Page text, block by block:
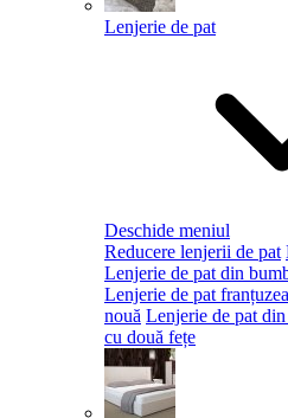
Lenjerie de pat
Deschide meniul
Reducere lenjerii de pat
Lenjerie de pat din
Lenjerie de pat
nouă Lenjerie de pat
cu două fețe